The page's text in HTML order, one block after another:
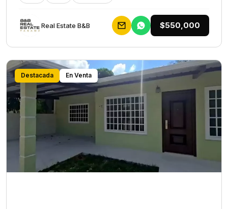
Rеаl Еstаtе В&В $550,000
Destacada En Venta